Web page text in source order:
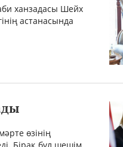
ханзадасы Шейх
астанасында
өзінің